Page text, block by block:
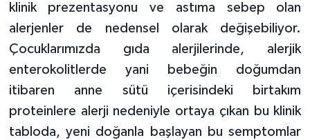
klinik prezentasyonu ve astıma sebep olan
alerjenler de nedensel olarak değişebiliyor.
Çocuklarımızda gıda alerjilerinde, alerjik
enterokolitlerde yani bebeğin doğumdan
itibaren anne sütü içerisindeki birtakım
proteinlere alerji nedeniyle ortaya çıkan bu klinik
tabloda, yeni doğanla başlayan bu semptomlar